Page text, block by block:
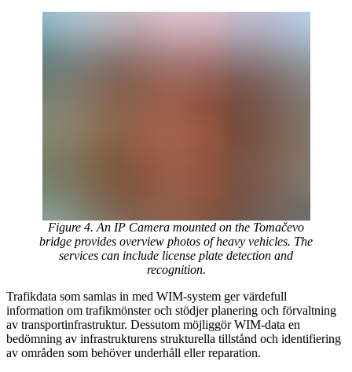
Figure 4. An IP Camera mounted on the Tomačevo
bridge provides overview photos of heavy vehicles. The
services can include license plate detection and
recognition.
Trafikdata som samlas in med WIM-system ger värdefull
information om trafikmönster och stödjer planering och förvaltning
av transportinfrastruktur. Dessutom möjliggör WIM-data en
bedömning av infrastrukturens strukturella tillstånd och identifiering
av områden som behöver underhåll eller reparation.